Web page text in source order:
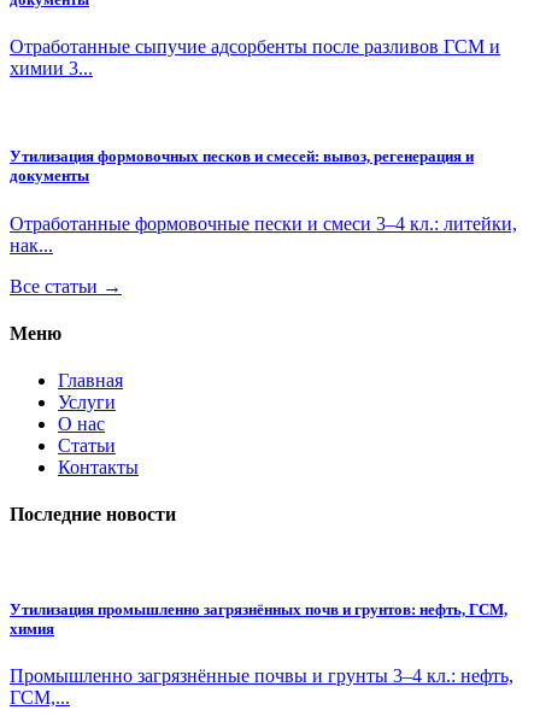
Отработанные сыпучие адсорбенты после разливов ГСМ и
химии 3...
Утилизация формовочных песков и смесей: вывоз, регенерация и
документы
Отработанные формовочные пески и смеси 3–4 кл.: литейки,
нак...
Все статьи →
Меню
Главная
Услуги
О нас
Статьи
Контакты
Последние новости
Утилизация промышленно загрязнённых почв и грунтов: нефть, ГСМ,
химия
Промышленно загрязнённые почвы и грунты 3–4 кл.: нефть,
ГСМ,...